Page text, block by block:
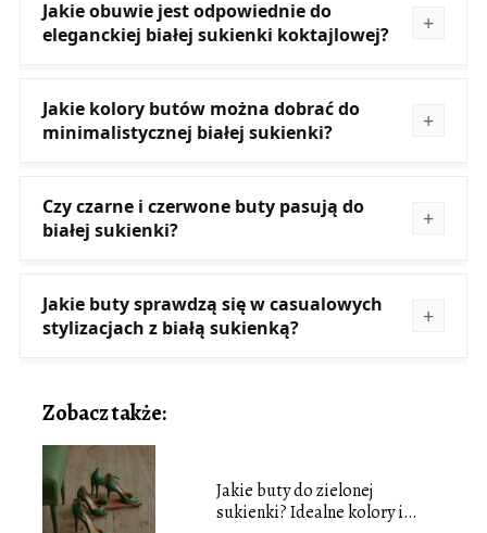
Jakie obuwie jest odpowiednie do
eleganckiej białej sukienki koktajlowej?
Jakie kolory butów można dobrać do
minimalistycznej białej sukienki?
Czy czarne i czerwone buty pasują do
białej sukienki?
Jakie buty sprawdzą się w casualowych
stylizacjach z białą sukienką?
Zobacz także:
Jakie buty do zielonej
sukienki? Idealne kolory i